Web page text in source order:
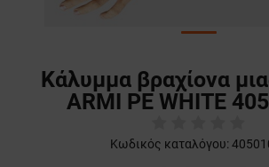
Κάλυμμα βραχίονα
ARMI PE WHITE
Κωδικός καταλόγου: